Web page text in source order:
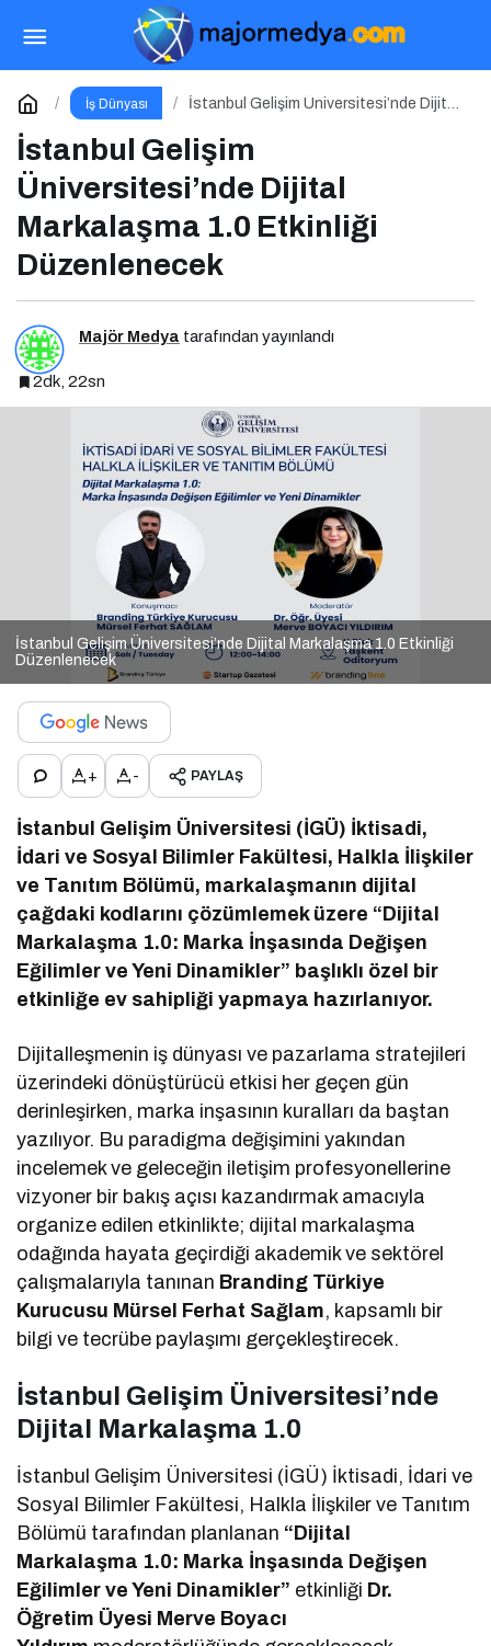
İş Dünyası
İstanbul Gelişim Üniversitesi’nde Dijital
İstanbul Gelişim
Üniversitesi’nde Dijital
Markalaşma 1.0 Etkinliği
Düzenlenecek
Majör Medya tarafından yayınlandı
2dk, 22sn
İstanbul Gelişim Üniversitesi’nde Dijital Markalaşma 1.0 Etkinliği
Düzenlenecek
+ - PAYLAŞ
İstanbul Gelişim Üniversitesi (İGÜ) İktisadi,
İdari ve Sosyal Bilimler Fakültesi, Halkla İlişkiler
ve Tanıtım Bölümü, markalaşmanın dijital
çağdaki kodlarını çözümlemek üzere “Dijital
Markalaşma 1.0: Marka İnşasında Değişen
Eğilimler ve Yeni Dinamikler” başlıklı özel bir
etkinliğe ev sahipliği yapmaya hazırlanıyor.
Dijitalleşmenin iş dünyası ve pazarlama stratejileri
üzerindeki dönüştürücü etkisi her geçen gün
derinleşirken, marka inşasının kuralları da baştan
yazılıyor. Bu paradigma değişimini yakından
incelemek ve geleceğin iletişim profesyonellerine
vizyoner bir bakış açısı kazandırmak amacıyla
organize edilen etkinlikte; dijital markalaşma
odağında hayata geçirdiği akademik ve sektörel
çalışmalarıyla tanınan Branding Türkiye
Kurucusu Mürsel Ferhat Sağlam, kapsamlı bir
bilgi ve tecrübe paylaşımı gerçekleştirecek.
İstanbul Gelişim Üniversitesi’nde
Dijital Markalaşma 1.0
İstanbul Gelişim Üniversitesi (İGÜ) İktisadi, İdari ve
Sosyal Bilimler Fakültesi, Halkla İlişkiler ve Tanıtım
Bölümü tarafından planlanan “Dijital
Markalaşma 1.0: Marka İnşasında Değişen
Eğilimler ve Yeni Dinamikler” etkinliği Dr.
Öğretim Üyesi Merve Boyacı
Enerjide İnovasyonun Rengi Değişiyor
Yorum Yap